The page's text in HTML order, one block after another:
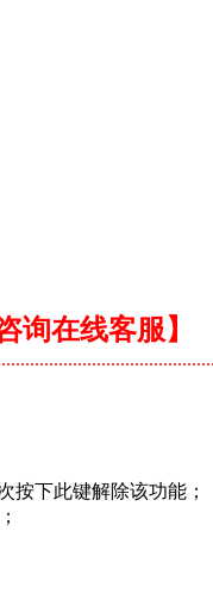
询在线客服】
按下此键解除该功能；